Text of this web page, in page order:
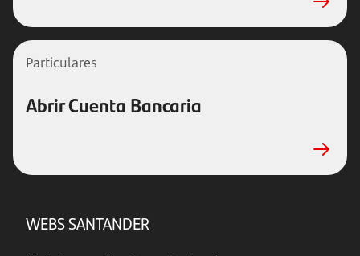
Particulares
Abrir Cuenta Bancaria
WEBS SANTANDER